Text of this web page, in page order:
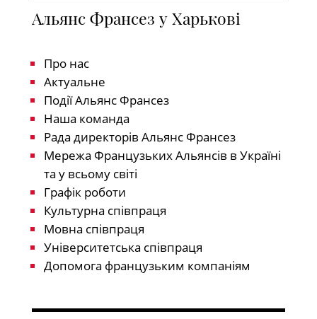
Альянс Франсез у Харькові
Про нас
Актуальне
Події Альянс Франсез
Наша команда
Рада директорів Альянс Франсез
Мережа Французьких Альянсів в Україні
та у всьому світі
Графік роботи
Культурна співпраця
Мовна співпраця
Університетська співпраця
Допомога французьким компаніям